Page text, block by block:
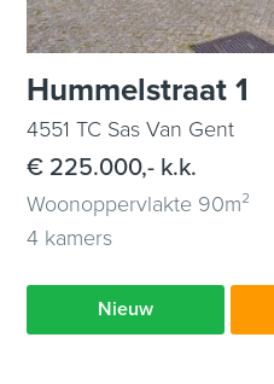
Hummelstraat 1
4551 TC Sas Van Gent
€ 225.000,- k.k.
Woonoppervlakte 90m²
4 kamers
Nieuw